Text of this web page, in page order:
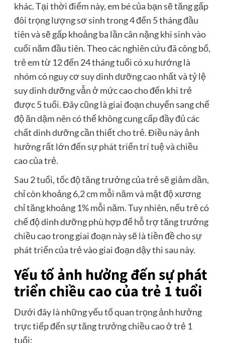
khác. Tại thời điểm này, em bé của bạn sẽ tăng gấp
đôi trọng lượng sơ sinh trong 4 đến 5 tháng đầu
tiên và sẽ gấp khoảng ba lần cân nặng khi sinh vào
cuối năm đầu tiên. Theo các nghiên cứu đã công bố,
trẻ em từ 12 đến 24 tháng tuổi có xu hướng là
nhóm có nguy cơ suy dinh dưỡng cao nhất và tỷ lệ
suy dinh dưỡng vẫn ở mức cao cho đến khi trẻ
được 5 tuổi. Đây cũng là giai đoạn chuyển sang chế
độ ăn dặm nên có thể không cung cấp đầy đủ các
chất dinh dưỡng cần thiết cho trẻ. Điều này ảnh
hưởng rất lớn đến sự phát triển trí tuệ và chiều
cao của trẻ.
Sau 2 tuổi, tốc độ tăng trưởng của trẻ sẽ giảm dần,
chỉ còn khoảng 6,2 cm mỗi năm và mật độ xương
chỉ tăng khoảng 1% mỗi năm. Tuy nhiên, nếu trẻ có
chế độ dinh dưỡng phù hợp để hỗ trợ tăng trưởng
chiều cao trong giai đoạn này sẽ là tiền đề cho sự
phát triển của trẻ vào giai đoạn dậy thì sau này.
Yếu tố ảnh hưởng đến sự phát
triển chiều cao của trẻ 1 tuổi
Dưới đây là những yếu tố quan trọng ảnh hưởng
trực tiếp đến sự tăng trưởng chiều cao ở trẻ 1
tuổi: